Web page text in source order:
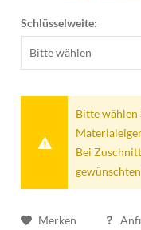
Schlüsselweite:
Bitte wählen
Bei
Merken